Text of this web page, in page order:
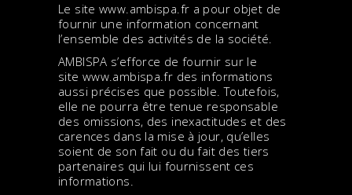
Le site www.ambispa.fr a pour objet de
fournir une information concernant
l’ensemble des activités de la société.
AMBISPA s’efforce de fournir sur le
site www.ambispa.fr des informations
aussi précises que possible. Toutefois,
elle ne pourra être tenue responsable
des omissions, des inexactitudes et des
carences dans la mise à jour, qu’elles
soient de son fait ou du fait des tiers
partenaires qui lui fournissent ces
informations.